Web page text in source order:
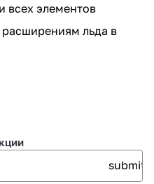
всех элементов
расширениям льда в